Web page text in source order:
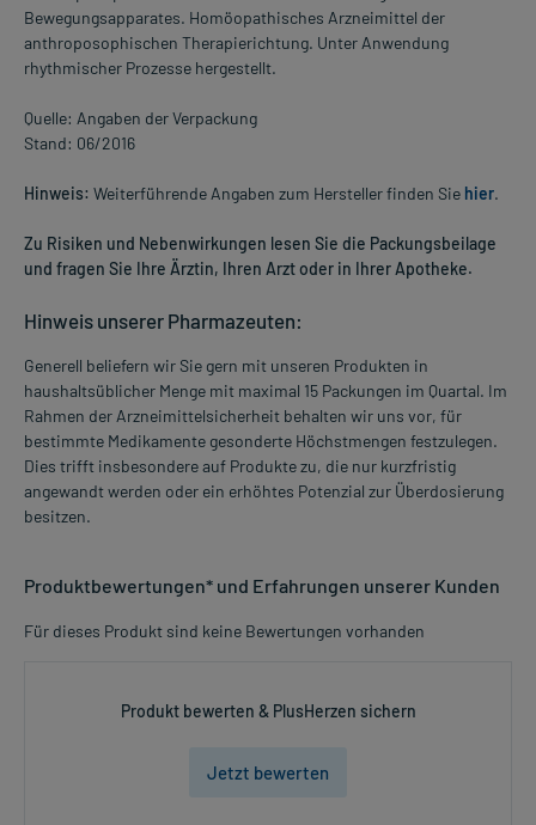
Bewegungsapparates. Homöopathisches Arzneimittel der
anthroposophischen Therapierichtung. Unter Anwendung
rhythmischer Prozesse hergestellt.
Quelle: Angaben der Verpackung
Stand: 06/2016
Hinweis: Weiterführende Angaben zum Hersteller finden Sie hier.
Zu Risiken und Nebenwirkungen lesen Sie die Packungsbeilage
und fragen Sie Ihre Ärztin, Ihren Arzt oder in Ihrer Apotheke.
Hinweis unserer Pharmazeuten:
Generell beliefern wir Sie gern mit unseren Produkten in
haushaltsüblicher Menge mit maximal 15 Packungen im Quartal. Im
Rahmen der Arzneimittelsicherheit behalten wir uns vor, für
bestimmte Medikamente gesonderte Höchstmengen festzulegen.
Dies trifft insbesondere auf Produkte zu, die nur kurzfristig
angewandt werden oder ein erhöhtes Potenzial zur Überdosierung
besitzen.
Produktbewertungen* und Erfahrungen unserer Kunden
Für dieses Produkt sind keine Bewertungen vorhanden
Produkt bewerten & PlusHerzen sichern
Jetzt bewerten